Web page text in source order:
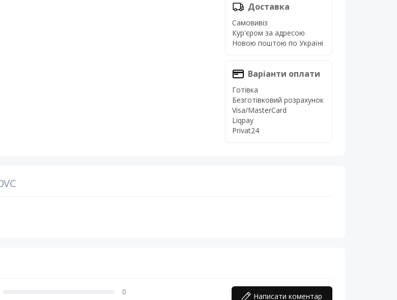
Доставка
Самовивіз
Кур'єром за адресою
Новою поштою по Україні
Варіанти оплати
Готівка
Безготівковий розрахунок
Visa/MasterCard
Liqpay
Privat24
0
Написати коментар